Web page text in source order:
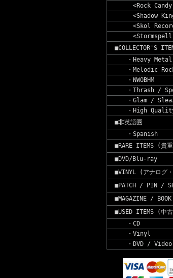
<Rock Candy
<Shadow
<Skol
<Stormspell
■COLLECTOR'S
・Heavy Metal
・Melodic
・NWOBHM
・Thrash /
・Glam /
・High
■非英語圏
・Spanish
■RARE ITEMS (貴
■DVD/Blu-ray
■VINYL (アナログ
■PATCH / PIN /
■MAGAZINE / BOOK
■USED ITEMS (中
・CD
・Vinyl
・DVD / Video